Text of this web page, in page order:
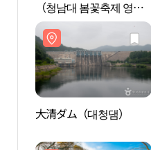
（청남대 봄꽃축제 영춘
제）
大清ダム（대청댐）